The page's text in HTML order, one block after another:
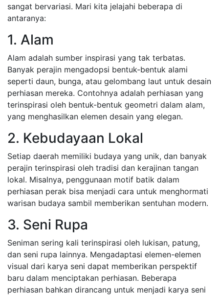
sangat bervariasi. Mari kita jelajahi beberapa di
antaranya:
1. Alam
Alam adalah sumber inspirasi yang tak terbatas.
Banyak perajin mengadopsi bentuk-bentuk alami
seperti daun, bunga, atau gelombang laut untuk desain
perhiasan mereka. Contohnya adalah perhiasan yang
terinspirasi oleh bentuk-bentuk geometri dalam alam,
yang menghasilkan elemen desain yang elegan.
2. Kebudayaan Lokal
Setiap daerah memiliki budaya yang unik, dan banyak
perajin terinspirasi oleh tradisi dan kerajinan tangan
lokal. Misalnya, penggunaan motif batik dalam
perhiasan perak bisa menjadi cara untuk menghormati
warisan budaya sambil memberikan sentuhan modern.
3. Seni Rupa
Seniman sering kali terinspirasi oleh lukisan, patung,
dan seni rupa lainnya. Mengadaptasi elemen-elemen
visual dari karya seni dapat memberikan perspektif
baru dalam menciptakan perhiasan. Beberapa
perhiasan bahkan dirancang untuk menjadi karya seni